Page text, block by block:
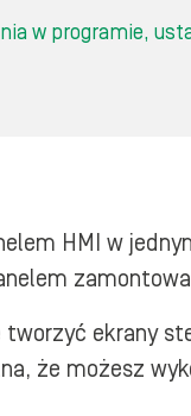
w programie,
HMI w
ekrany
że możesz